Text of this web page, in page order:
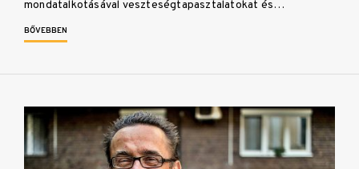
mondatalkotásával veszteségtapasztalatokat és…
BŐVEBBEN